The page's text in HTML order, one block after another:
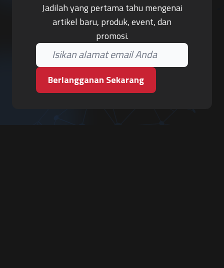
Jadilah yang pertama tahu mengenai
artikel baru, produk, event, dan
promosi.
Berlangganan Sekarang